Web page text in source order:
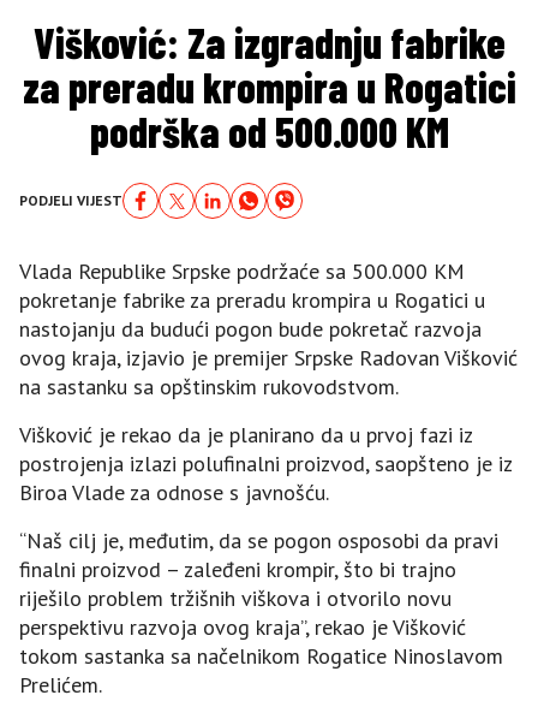
Višković: Za izgradnju fabrike
za preradu krompira u Rogatici
podrška od 500.000 KM
PODJELI VIJEST
Vlada Republike Srpske podržaće sa 500.000 KM
pokretanje fabrike za preradu krompira u Rogatici u
nastojanju da budući pogon bude pokretač razvoja
ovog kraja, izjavio je premijer Srpske Radovan Višković
na sastanku sa opštinskim rukovodstvom.
Višković je rekao da je planirano da u prvoj fazi iz
postrojenja izlazi polufinalni proizvod, saopšteno je iz
Biroa Vlade za odnose s javnošću.
“Naš cilj je, međutim, da se pogon osposobi da pravi
finalni proizvod – zaleđeni krompir, što bi trajno
riješilo problem tržišnih viškova i otvorilo novu
perspektivu razvoja ovog kraja”, rekao je Višković
tokom sastanka sa načelnikom Rogatice Ninoslavom
Prelićem.